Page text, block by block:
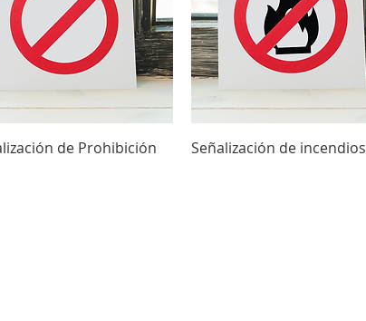
Vista rápida
de Prohibición Vista rápida
Señalización de incendios